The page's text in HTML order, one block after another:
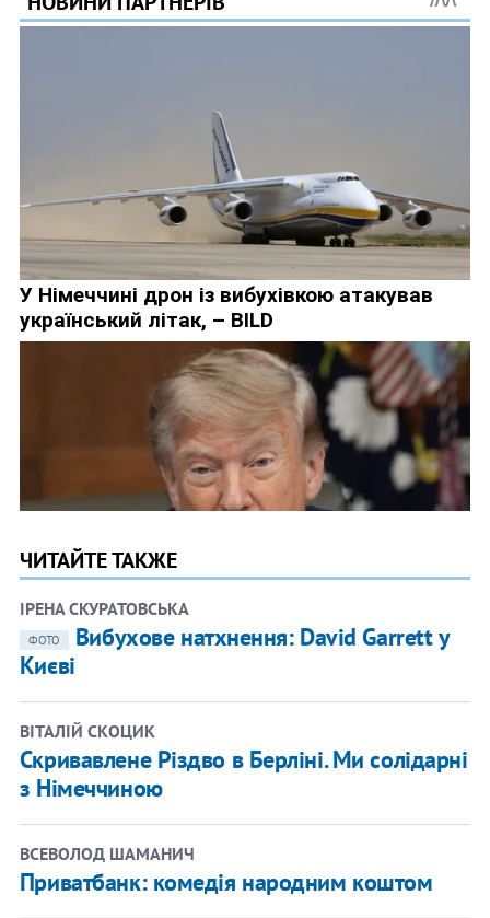
ЧИТАЙТЕ ТАКЖЕ
ІРЕНА СКУРАТОВСЬКА
ФОТО
Вибухове натхнення: David Garrett у
Києві
ВІТАЛІЙ СКОЦИК
Скривавлене Різдво в Берліні. Ми солідарні
з Німеччиною
ВСЕВОЛОД ШАМАНИЧ
Приватбанк: комедія народним коштом